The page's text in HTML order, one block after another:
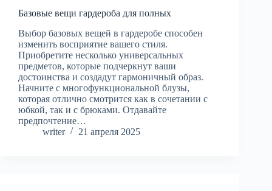
Базовые вещи гардероба для полных
Выбор базовых вещей в гардеробе способен
изменить восприятие вашего стиля.
Приобретите несколько универсальных
предметов, которые подчеркнут ваши
достоинства и создадут гармоничный образ.
Начните с многофункциональной блузы,
которая отлично смотрится как в сочетании с
юбкой, так и с брюками. Отдавайте
предпочтение…
writer
21 апреля 2025